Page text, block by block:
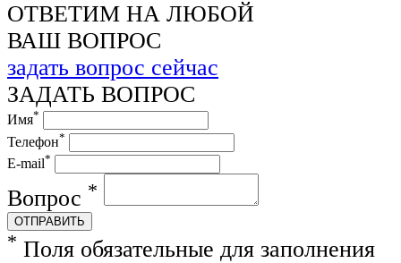
ОТВЕТИМ НА ЛЮБОЙ
ВАШ ВОПРОС
задать вопрос сейчас
ЗАДАТЬ ВОПРОС
Имя*
Телефон*
E-mail*
Вопрос *
ОТПРАВИТЬ
* Поля обязательные для заполнения